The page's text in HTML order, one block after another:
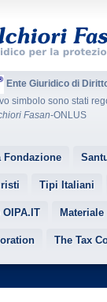
Ente Giuridico di
simbolo sono stati
Fasan-ONLUS
Fondazione
Tipi Italiani
Materiale
The Tax